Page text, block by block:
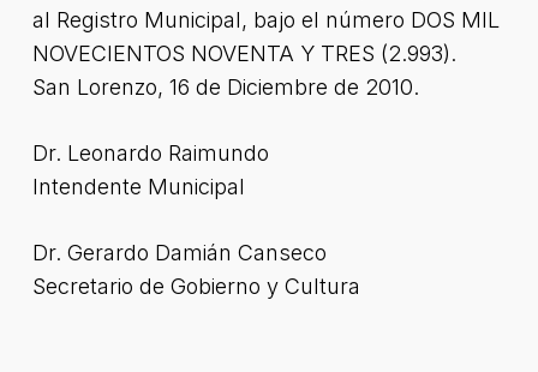
al Registro Municipal, bajo el número DOS MIL
NOVECIENTOS NOVENTA Y TRES (2.993).
San Lorenzo, 16 de Diciembre de 2010.
Dr. Leonardo Raimundo
Intendente Municipal
Dr. Gerardo Damián Canseco
Secretario de Gobierno y Cultura